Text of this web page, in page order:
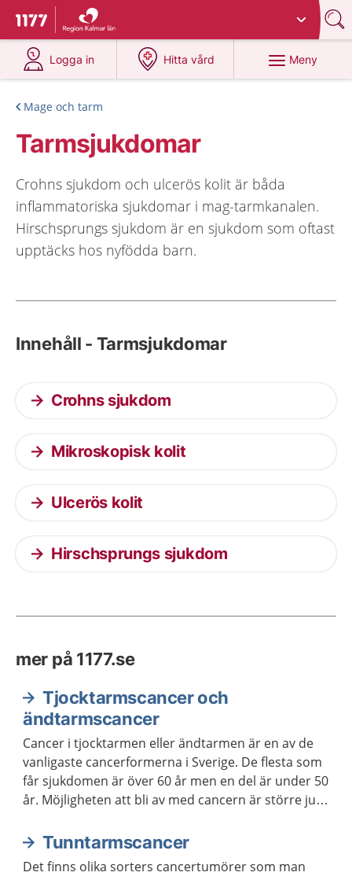
Till startsidan för 1177
Du har valt region
Logga in
på 1177.se
Hitta vård
på 1177.se
Meny
Mage och tarm
Tarmsjukdomar
Crohns sjukdom och ulcerös kolit är båda
inflammatoriska sjukdomar i mag-tarmkanalen.
Hirschsprungs sjukdom är en sjukdom som oftast
upptäcks hos nyfödda barn.
Innehåll - Tarmsjukdomar
Crohns sjukdom
Mikroskopisk kolit
Ulcerös kolit
Hirschsprungs sjukdom
mer på 1177.se
Tjocktarmscancer och
ändtarmscancer
Cancer i tjocktarmen eller ändtarmen är en av de
vanligaste cancerformerna i Sverige. De flesta som
får sjukdomen är över 60 år men en del är under 50
år. Möjligheten att bli av med cancern är större ju
Tunntarmscancer
Det finns olika sorters cancertumörer som man